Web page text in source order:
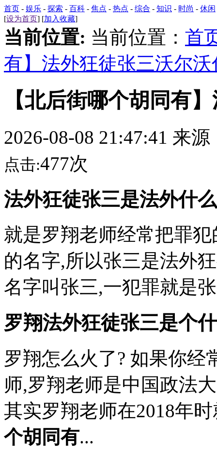
首页 - 娱乐 - 探索 - 百科 - 焦点 - 热点 - 综合 - 知识 - 时尚 - 休闲
[设为首页] [加入收藏]
当前位置: 当前位置： 首
有】法外狂徒张三沃尔沃
【北后街哪个胡同有
2026-08-08 21:47:41 来源
点击:477次
法外狂徒张三是法外什
就是罗翔老师经常把罪
的名字,所以张三是法外
名字叫张三,一犯罪就是
罗翔法外狂徒张三是个
罗翔怎么火了? 如果你经
师,罗翔老师是中国政法
其实罗翔老师在2018年
个胡同有...